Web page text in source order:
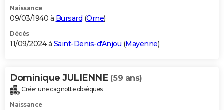
Naissance
09/03/1940 à Bursard (Orne)
Décès
11/09/2024 à Saint-Denis-d'Anjou (Mayenne)
Dominique JULIENNE (59 ans)
Créer une cagnotte obsèques
Naissance